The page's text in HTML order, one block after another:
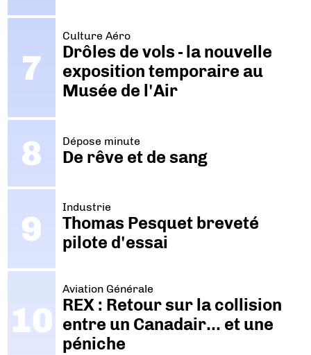
Culture Aéro
Drôles de vols - la nouvelle
exposition temporaire au
Musée de l'Air
Dépose minute
De rêve et de sang
Industrie
Thomas Pesquet breveté
pilote d'essai
Aviation Générale
REX : Retour sur la collision
entre un Canadair… et une
péniche